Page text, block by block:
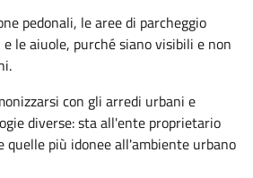
pedonali, le aree di parcheggio
le aiuole, purché siano visibili e non
con gli arredi urbani e
diverse: sta all'ente proprietario
quelle più idonee all'ambiente urbano